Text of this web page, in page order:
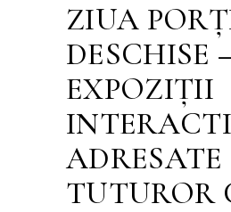
ZIUA
DESCHISE
EXPOZIȚII
ADRESATE
TUTUROR